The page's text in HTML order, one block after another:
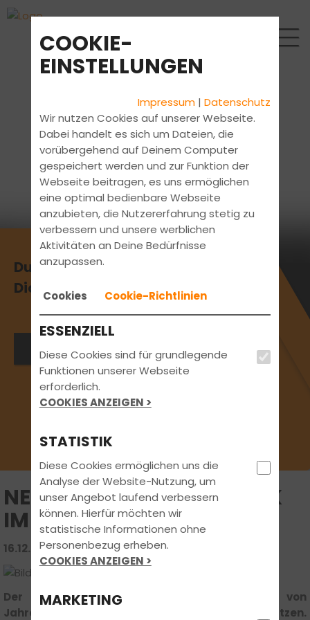
Du bist Fahrlehrer? Wir suchen
Dich!
Bewirb dich jetzt
NEUES JAHR, NEUES GLÜCK
IM STRASSENVERKEHR
16.12.2025 | FAHRSCHUL-WISSEN
Der Dezember steht ganz im Zeichen von
Jahresrückblick, Feiertagen und neuen Vorsätzen.
COOKIE-
EINSTELLUNGEN
Impressum |Datenschutz
Wir nutzen Cookies auf unserer Webseite.
Dabei handelt es sich um Dateien, die
vorübergehend auf Deinem Computer
gespeichert werden und zur Funktion der
Webseite beitragen, es uns ermöglichen
eine optimal bedienbare Webseite
anzubieten, die Nutzererfahrung stetig zu
verbessern und unsere werblichen
Aktivitäten an Deine Bedürfnisse
anzupassen.
Cookies Cookie-Richtlinien
ESSENZIELL
Diese Cookies sind für grundlegende
Funktionen unserer Webseite
erforderlich.
COOKIES ANZEIGEN >
STATISTIK
Diese Cookies ermöglichen uns die
Analyse der Website-Nutzung, um
unser Angebot laufend verbessern
können. Hierfür möchten wir
statistische Informationen ohne
Personenbezug erheben.
COOKIES ANZEIGEN >
MARKETING